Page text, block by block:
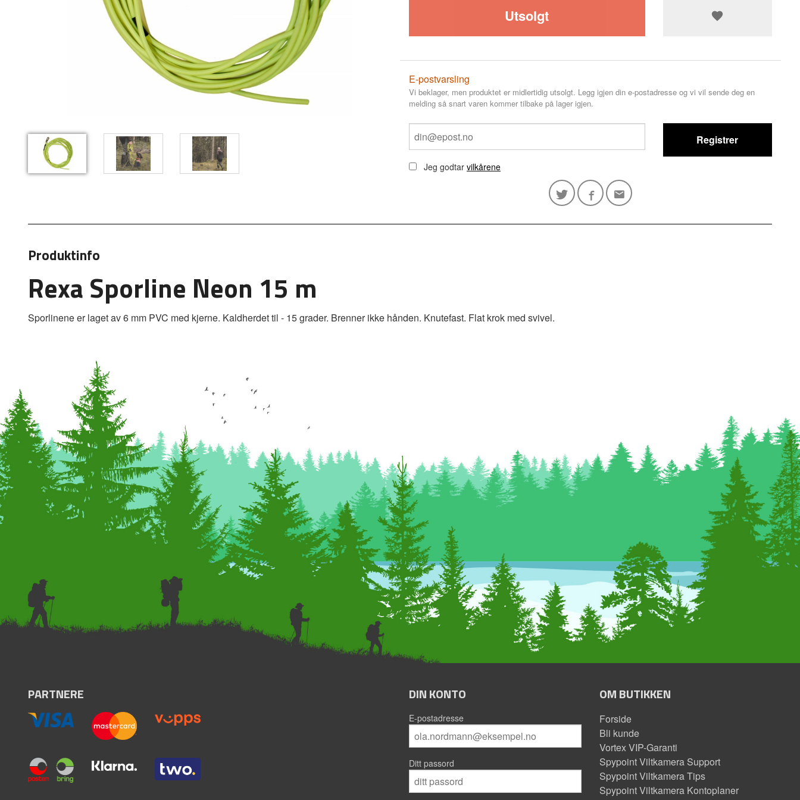
Utsolgt
E-postvarsling
Vi beklager, men produktet er midlertidig utsolgt. Legg igjen din e-postadresse og vi vil sende deg en
melding så snart varen kommer tilbake på lager igjen.
Jeg godtar vilkårene
Registrer
Produktinfo
Rexa Sporline Neon 15 m
Sporlinene er laget av 6 mm PVC med kjerne. Kaldherdet til - 15 grader. Brenner ikke hånden. Knutefast. Flat krok med svivel.
PARTNERE DIN KONTO
E-postadresse
Ditt passord
OM BUTIKKEN
Forside
Bli kunde
Vortex VIP-Garanti
Spypoint Viltkamera Support
Spypoint Viltkamera Tips
Spypoint Viltkamera Kontoplaner